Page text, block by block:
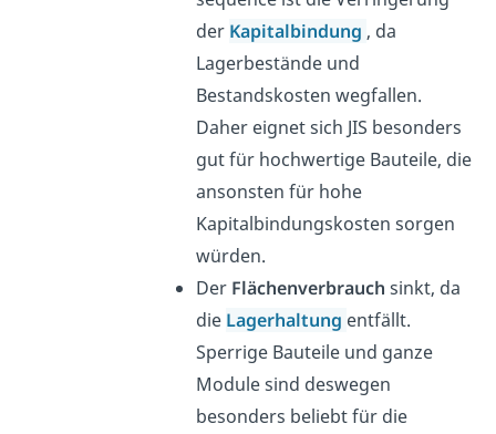
der Kapitalbindung , da
Lagerbestände und
Bestandskosten wegfallen.
Daher eignet sich JIS besonders
gut für hochwertige Bauteile, die
ansonsten für hohe
Kapitalbindungskosten sorgen
würden.
Der Flächenverbrauch sinkt, da
die Lagerhaltung entfällt.
Sperrige Bauteile und ganze
Module sind deswegen
besonders beliebt für die